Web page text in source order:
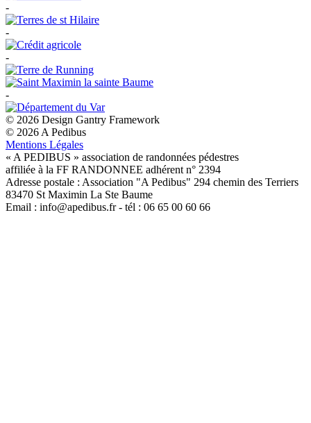
-
-
-
-
© 2026 Design Gantry Framework
© 2026 A Pedibus
Mentions Légales
« A PEDIBUS » association de randonnées pédestres
affiliée à la FF RANDONNEE adhérent n° 2394
Adresse postale : Association "A Pedibus" 294 chemin des Terriers
83470 St Maximin La Ste Baume
Email : info@apedibus.fr - tél : 06 65 00 60 66